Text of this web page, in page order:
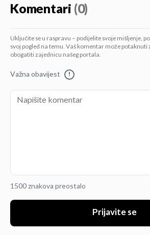
Komentari (0)
Uključite se u raspravu – podijelite svoje mišljenje,
svoj pogled na temu. Vaš komentar može
obogatiti zajednicu našeg portala.
Važna obavijest !
1500 znakova preostalo
Prijavite se